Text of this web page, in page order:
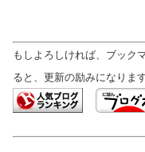
もしよろしければ、ブック
ると、更新の励みになりま